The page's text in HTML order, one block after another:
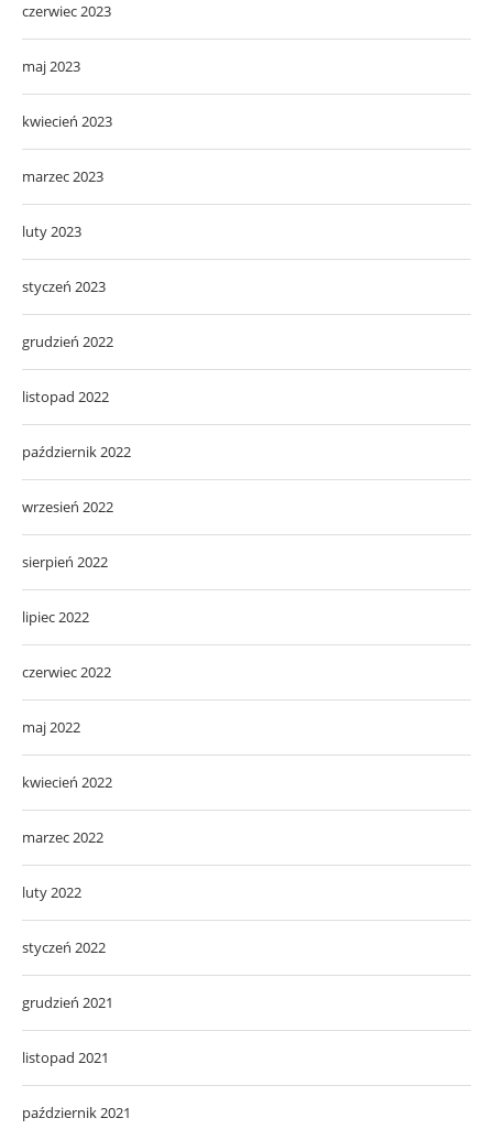
czerwiec 2023
maj 2023
kwiecień 2023
marzec 2023
luty 2023
styczeń 2023
grudzień 2022
listopad 2022
październik 2022
wrzesień 2022
sierpień 2022
lipiec 2022
czerwiec 2022
maj 2022
kwiecień 2022
marzec 2022
luty 2022
styczeń 2022
grudzień 2021
listopad 2021
październik 2021